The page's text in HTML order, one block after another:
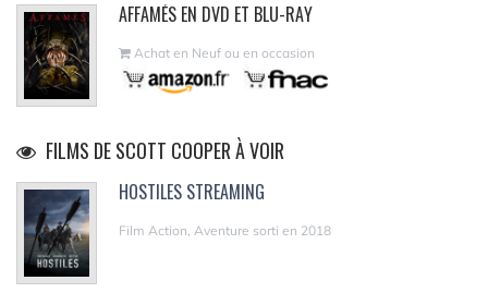
AFFAMÉS EN DVD ET BLU-RAY
Achat en Neuf ou en occasion
FILMS DE SCOTT COOPER À VOIR
HOSTILES STREAMING
Film Action, Aventure sorti en 2018